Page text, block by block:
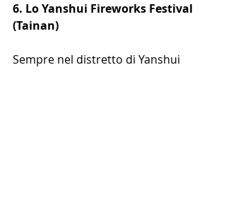
6. Lo Yanshui Fireworks Festival
(Tainan)
Sempre nel distretto di Yanshui